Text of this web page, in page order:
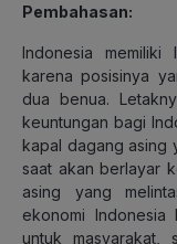
Pembahasan:
Indonesia
karena posisinya
dua benua.
keuntungan bagi
kapal dagang asing
saat akan berlayar
asing yang
ekonomi Indonesia
untuk